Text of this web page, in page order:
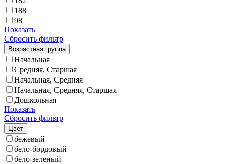
188
98
Показать
Сбросить фильтр
Возрастная группа
Начальная
Средняя, Старшая
Начальная, Средняя
Начальная, Средняя, Старшая
Дошкольная
Показать
Сбросить фильтр
Цвет
бежевый
бело-бордовый
бело-зеленый